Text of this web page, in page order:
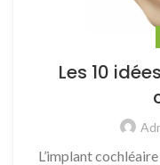
Les 10
L’implant